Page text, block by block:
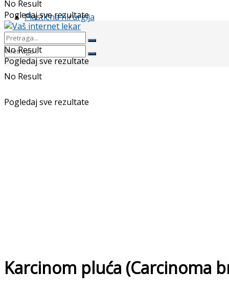
Plastična hirurgija
No Result
Pogledaj sve rezultate
No Result
Pogledaj sve rezultate
No Result
Pogledaj sve rezultate
Karcinom pluća (Carcinoma